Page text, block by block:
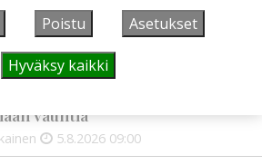
5.8. 9:00
täyttää 50 vuotta – vaikka
on havaittavissa, sanoo
vauhtia
5.8.2026 09:00
Poistu Asetukset
Hyväksy kaikki